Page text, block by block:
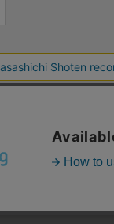
ポリシー
歴・属性情報など